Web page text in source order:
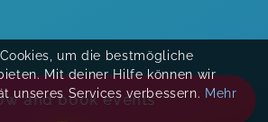
and book events
um die bestmögliche
Mit deiner Hilfe können wir
unseres Services verbessern. Mehr